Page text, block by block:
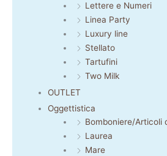
Lettere e Numeri
Linea Party
Luxury line
Stellato
Tartufini
Two Milk
OUTLET
Oggettistica
Bomboniere/Articoli
Laurea
Mare